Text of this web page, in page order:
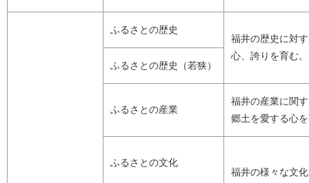
ふるさとの歴史
福井の歴史に対
心、誇りを育む。
ふるさとの歴史（若狭）
ふるさとの産業
福井の産業に関
郷土を愛する心
ふるさとの文化
福井の様々な文